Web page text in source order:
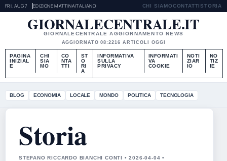
FRI, AUG 7 EDIZIONE MATTINAITALIANO CHI SIAMOCONTATTISTORIA
GIORNALECENTRALE.IT
GIORNALECENTRALE AGGIORNAMENTO NEWS
AGGIORNATO 08:2216 ARTICOLI OGGI
PAGINA
INIZIAL
E
CHI
SIA
MO
CO
NTA
TTI
ST
O
RI
A
INFORMATIVA
SULLA
PRIVACY
INFORMATI
VA
COOKIE
NOTI
ZIAR
IO
NO
TIZ
IE
BLOG ECONOMIA LOCALE MONDO POLITICA TECNOLOGIA
Storia
STEFANO RICCARDO BIANCHI CONTI • 2026-04-04 •